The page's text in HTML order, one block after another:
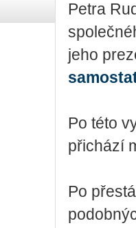
Petra
jeho
Po této
přichází
Po